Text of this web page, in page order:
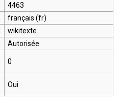
4463
français (fr)
wikitexte
Autorisée
0
Oui